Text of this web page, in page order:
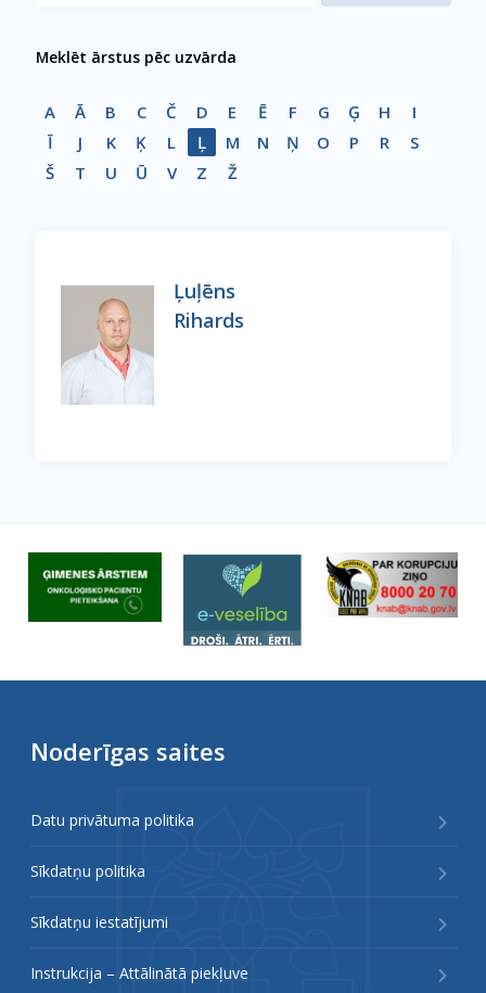
Meklēt ārstus pēc uzvārda
A Ā B C Č D E Ē F G Ģ H
I
Ī
J K Ķ L Ļ M N Ņ O P R
S
Š
T U Ū V Z Ž
Ļuļēns
Rihards
Noderīgas saites
Datu privātuma politika
Sīkdatņu politika
Sīkdatņu iestatījumi
Instrukcija – Attālinātā piekļuve